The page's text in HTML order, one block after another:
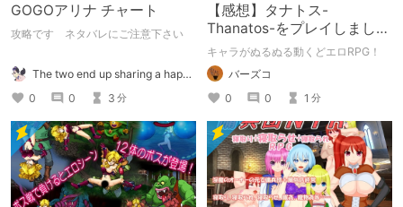
GOGOアリナ チャート
攻略です ネタバレにご注意下さい
The two end up sharing a happy kiss【二人は幸せな接吻をして終了】
0
0 3 分
【感想】タナトス-
Thanatos-をプレイしまし
た。【ネタバレ注意】
キャラがぬるぬる動くどエロRPG！
バーズコ
0
0 1 分